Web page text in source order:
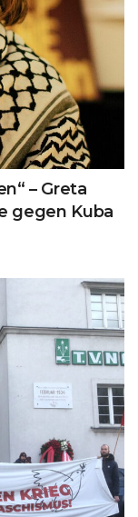
– Greta
gegen Kuba